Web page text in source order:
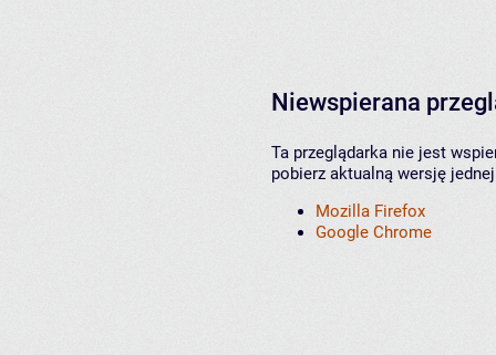
Niewspierana
Ta przeglądarka nie jest
pobierz aktualną wersję
Mozilla Firefox
Google Chrome